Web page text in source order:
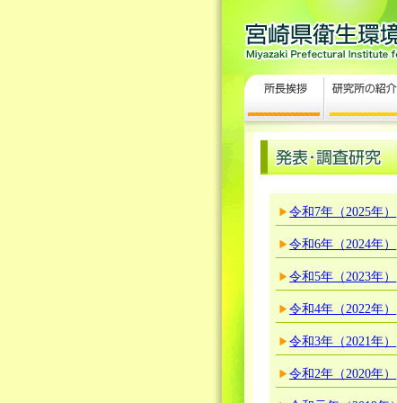
令和7年（2025年）
令和6年（2024年）
令和5年（2023年）
令和4年（2022年）
令和3年（2021年）
令和2年（2020年）